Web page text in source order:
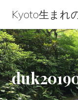
content
primary
sidebar
footer
Kyoto生まれ
Kyoto
生
ま
れ
の